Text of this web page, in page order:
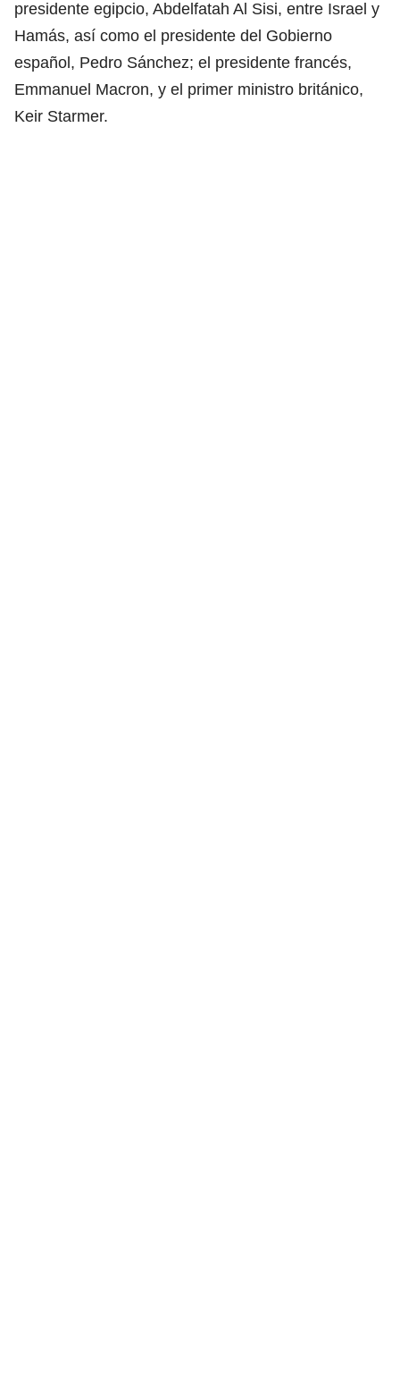
presidente egipcio, Abdelfatah Al Sisi, entre Israel y
Hamás, así como el presidente del Gobierno
español, Pedro Sánchez; el presidente francés,
Emmanuel Macron, y el primer ministro británico,
Keir Starmer.